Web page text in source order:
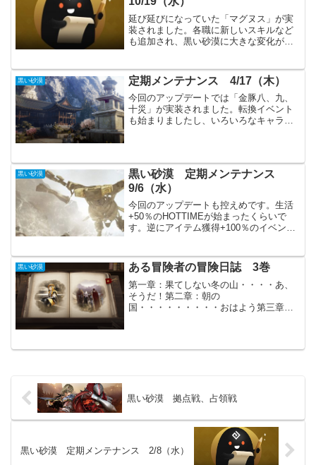
延び延びになっていた「マグヌス」が実
装されました。各職に新しいスキルなど
も追加され、黒い砂漠に大きな変化があ
に忙しくなりそうです。主要なアップデ
ートAbyss One：...
黒い砂漠 定期メンテナンス 4/17（木）
今回のアップデートでは「金豚八、九、
十災」が実装されました。転換イベント
も始まりましたし、いろいろなキャラク
呼モーションの段階...
黒い砂漠
黒い砂漠 定期メンテナンス
9/6（水）
今回のアップデートも控えめです。生活
+50％のHOTTIMEが始まったくらいで
す。逆にアイテム獲得+100％のイベント
もしれません。主要アップデートキャラ
クター各職の調...
黒い砂漠 ある冒険者の冒険日誌 3巻
第一章：果てしない冬の山・・・・あ、
そうだ！第二章：朝の
国・・・・・・・・・おはよう第三章：
険者の冒険日誌」が実装され...
黒い砂漠 拠点戦、占領戦
黒い砂漠 定期メンテナンス 2/8（水）